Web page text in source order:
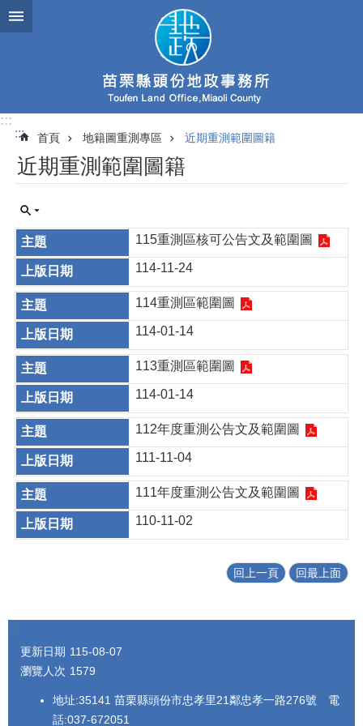
跳到主要內容區塊
:::
:::
首頁 地籍圖重測專區 近期重測範圍圖籍
近期重測範圍圖籍
115重測區核可公告文及範圍圖
114-11-24
114重測區範圍圖
114-01-14
113重測區範圍圖
114-01-14
112年度重測公告文及範圍圖
111-11-04
111年度重測公告文及範圍圖
110-11-02
回上一頁 回最上面
:::
更新日期 115-08-07
瀏覽人次 1579
地址:35141 苗栗縣頭份市忠孝里21鄰忠孝一路276號 電
話:037-672051